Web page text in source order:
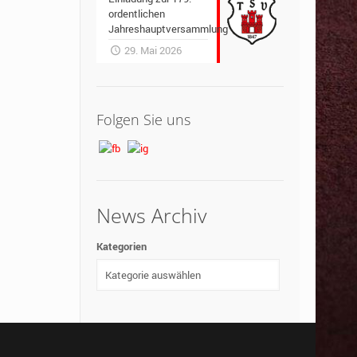
ordentlichen
Jahreshauptversammlung
29. Mai 2026
Folgen Sie uns
News Archiv
Kategorien